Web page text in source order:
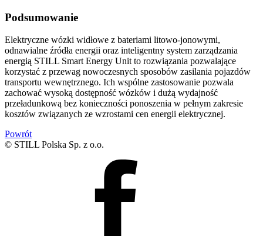
Podsumowanie
Elektryczne wózki widłowe z bateriami litowo-jonowymi,
odnawialne źródła energii oraz inteligentny system zarządzania
energią STILL Smart Energy Unit to rozwiązania pozwalające
korzystać z przewag nowoczesnych sposobów zasilania pojazdów
transportu wewnętrznego. Ich wspólne zastosowanie pozwala
zachować wysoką dostępność wózków i dużą wydajność
przeładunkową bez konieczności ponoszenia w pełnym zakresie
kosztów związanych ze wzrostami cen energii elektrycznej.
Powrót
© STILL Polska Sp. z o.o.